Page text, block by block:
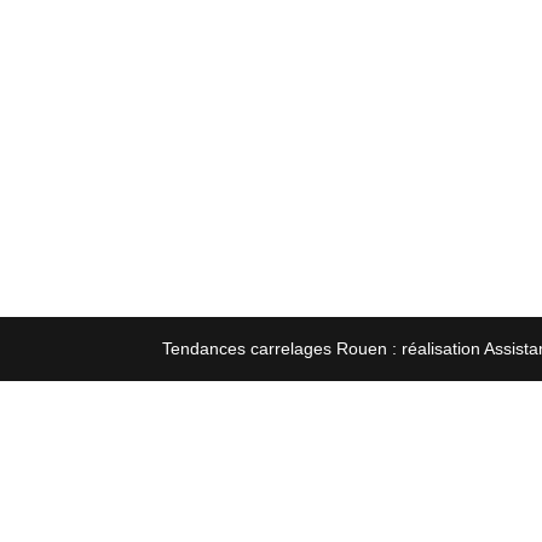
Tendances carrelages Rouen : réalisation